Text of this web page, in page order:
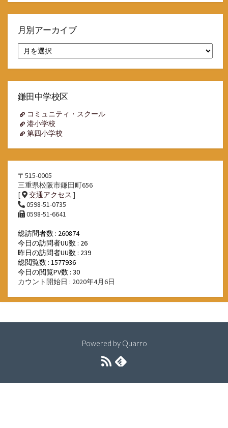
月別アーカイブ
別
ア
イ
鎌田中学校区
コミュニティ・スクール
港小学校
第四小学校
〒515-0005
三重県松阪市鎌田町656
[
交通アクセス ]
0598-51-0735
0598-51-6641
総訪問者数 : 260874
今日の訪問者UU数 : 26
昨日の訪問者UU数 : 239
総閲覧数 : 1577936
今日の閲覧PV数 : 30
カウント開始日 : 2020年4月6日
Powered by Quarro
RSS
ィ
Feedly